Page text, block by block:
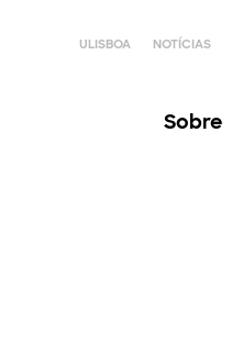
ULISBOA NOTÍCIAS
Sobre